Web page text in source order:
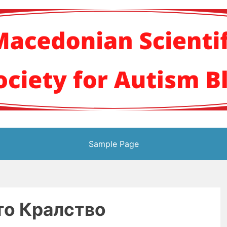
научно
Sample Page
Кралство